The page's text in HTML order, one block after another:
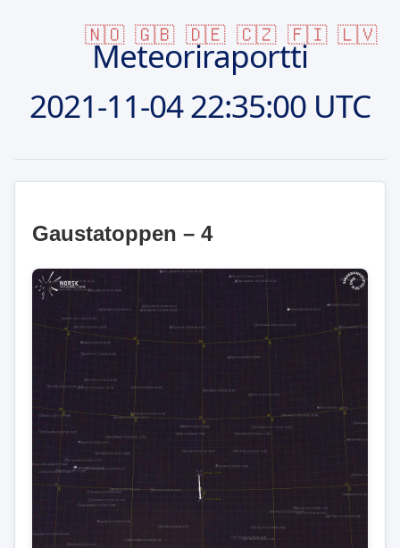
🇳🇴 🇬🇧 🇩🇪 🇨🇿 🇫🇮 🇱🇻
Meteoriraportti
2021-11-0422:35:00 UTC
Gaustatoppen – 4